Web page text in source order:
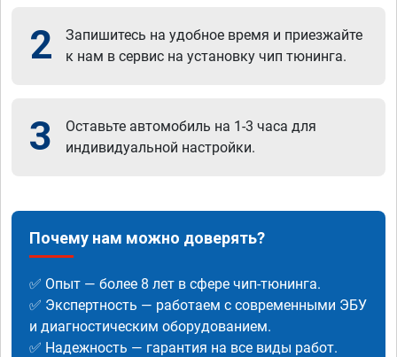
2
Запишитесь на удобное время и приезжайте
к нам в сервис на установку чип тюнинга.
3
Оставьте автомобиль на 1-3 часа для
индивидуальной настройки.
Почему нам можно доверять?
✅ Опыт — более 8 лет в сфере чип-тюнинга.
✅ Экспертность — работаем с современными ЭБУ
и диагностическим оборудованием.
✅ Надежность — гарантия на все виды работ.